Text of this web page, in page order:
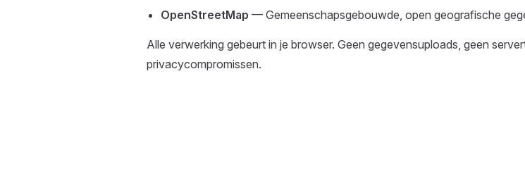
OpenStreetMap — Gemeenschapsgebouwde, open geografische
Alle verwerking gebeurt in je browser. Geen gegevensuploads, geen
privacycompromissen.